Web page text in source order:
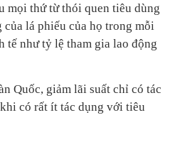
mọi thứ từ thói quen tiêu dùng
của lá phiếu của họ trong mỗi
tế như tỷ lệ tham gia lao động
Quốc, giảm lãi suất chỉ có tác
có rất ít tác dụng với tiêu